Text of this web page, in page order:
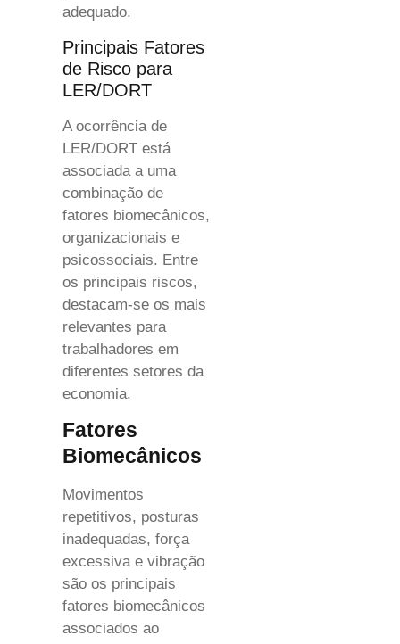
adequado.
Principais Fatores
de Risco para
LER/DORT
A ocorrência de
LER/DORT está
associada a uma
combinação de
fatores biomecânicos,
organizacionais e
psicossociais. Entre
os principais riscos,
destacam-se os mais
relevantes para
trabalhadores em
diferentes setores da
economia.
Fatores
Biomecânicos
Movimentos
repetitivos, posturas
inadequadas, força
excessiva e vibração
são os principais
fatores biomecânicos
associados ao